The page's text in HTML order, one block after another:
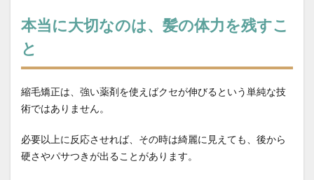
本当に大切なのは、髪の体力を残すこ
と
縮毛矯正は、強い薬剤を使えばクセが伸びるという単純な技
術ではありません。
必要以上に反応させれば、その時は綺麗に見えても、後から
硬さやパサつきが出ることがあります。